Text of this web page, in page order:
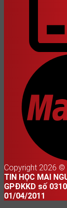
Copyright 2026 ©
TIN HỌC MAI
GPĐKKD số
01/04/2011